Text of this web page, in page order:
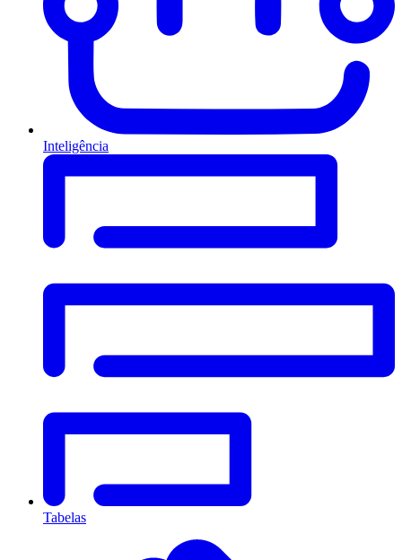
Inteligência
Tabelas